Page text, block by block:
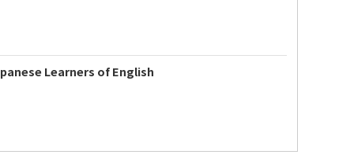
Learners of English